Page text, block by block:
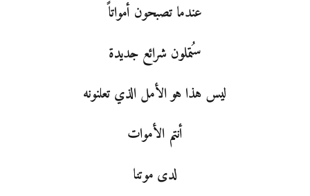
عندما تصبحون أمواتاً
ستُملون شرائع جديدة
ليس هذا هو الأمل الذي تعلنونه
أنتم الأموات
لدى موتنا